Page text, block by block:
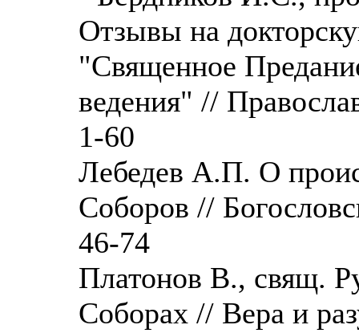
Отзывы на
"Священное
ведения" //
1-60
Лебедев А.П. О
Соборов //
46-74
Платонов В., свящ.
Соборах // Вера и